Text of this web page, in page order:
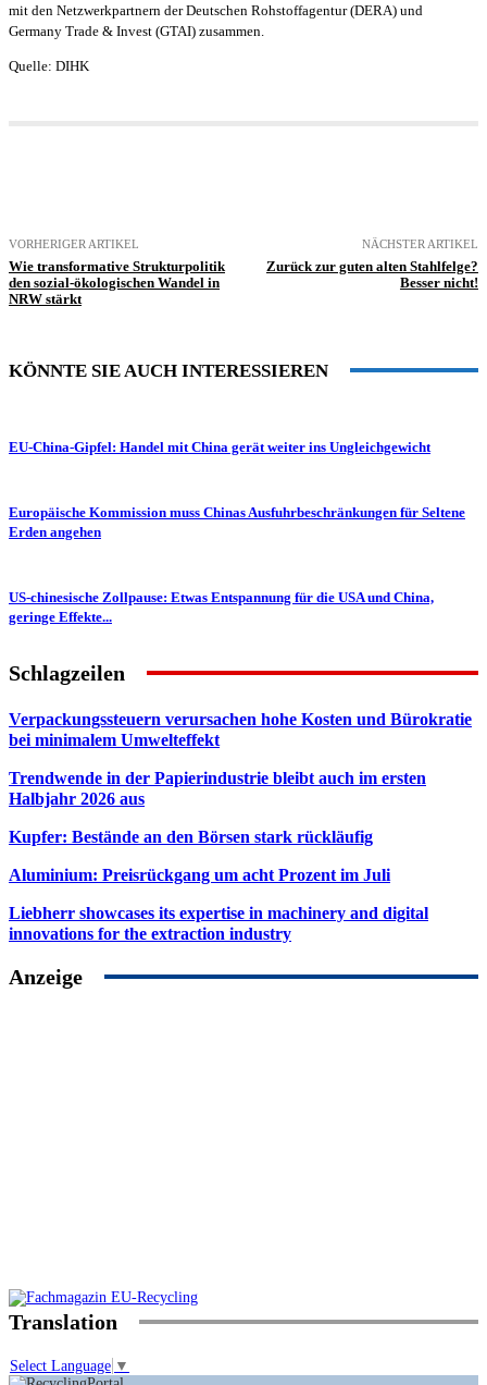
mit den Netzwerkpartnern der Deutschen Rohstoffagentur (DERA) und
Germany Trade & Invest (GTAI) zusammen.
Quelle: DIHK
VORHERIGER ARTIKEL
Wie transformative Strukturpolitik
den sozial-ökologischen Wandel in
NRW stärkt
NÄCHSTER ARTIKEL
Zurück zur guten alten Stahlfelge?
Besser nicht!
KÖNNTE SIE AUCH INTERESSIEREN
EU-China-Gipfel: Handel mit China gerät weiter ins Ungleichgewicht
Europäische Kommission muss Chinas Ausfuhrbeschränkungen für Seltene
Erden angehen
US-chinesische Zollpause: Etwas Entspannung für die USA und China,
geringe Effekte...
Schlagzeilen
Verpackungssteuern verursachen hohe Kosten und Bürokratie
bei minimalem Umwelteffekt
Trendwende in der Papierindustrie bleibt auch im ersten
Halbjahr 2026 aus
Kupfer: Bestände an den Börsen stark rückläufig
Aluminium: Preisrückgang um acht Prozent im Juli
Liebherr showcases its expertise in machinery and digital
innovations for the extraction industry
Anzeige
Translation
Select Language ▼